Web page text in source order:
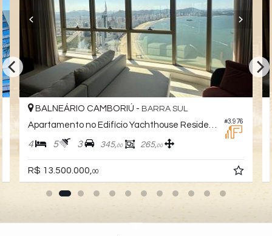
#3.976
BALNEÁRIO CAMBORIÚ - BARRA SUL
Apartamento no Edifício Yachthouse Residence
4 5 3 345,00 265,00
R$ 13.500.000, 00